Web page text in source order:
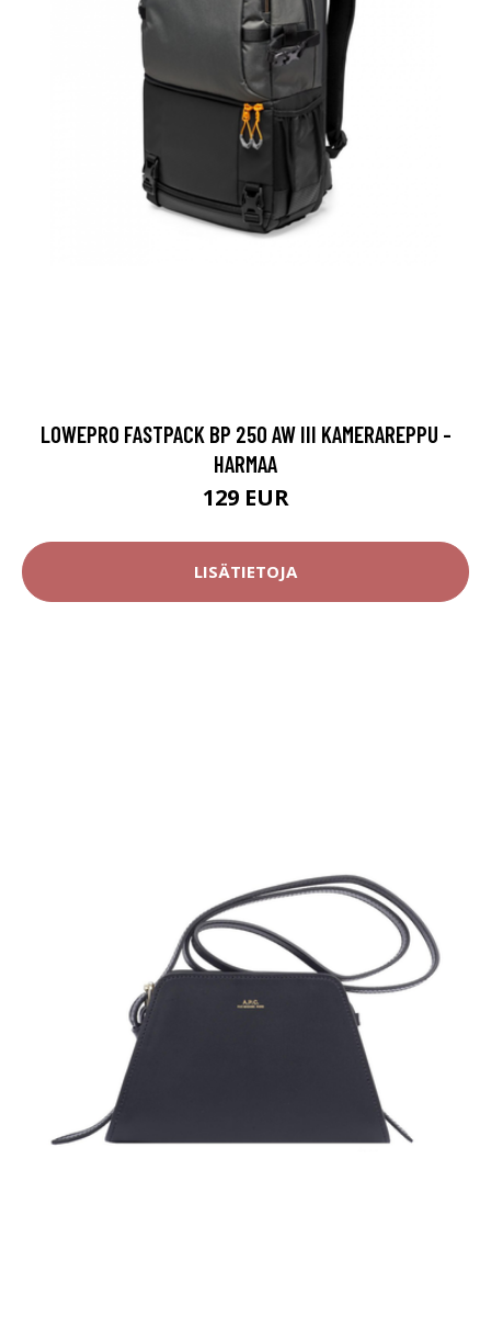
LOWEPRO FASTPACK BP 250 AW III KAMERAREPPU -
HARMAA
129 EUR
LISÄTIETOJA